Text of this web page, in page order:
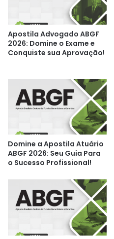
Apostila Advogado ABGF
2026: Domine o Exame e
Conquiste sua Aprovação!
Domine a Apostila Atuário
ABGF 2026: Seu Guia Para
o Sucesso Profissional!